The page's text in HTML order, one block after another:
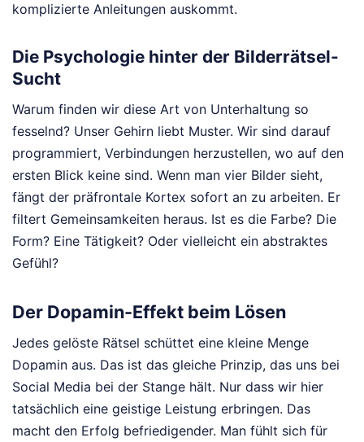
komplizierte Anleitungen auskommt.
Die Psychologie hinter der Bilderrätsel-
Sucht
Warum finden wir diese Art von Unterhaltung so
fesselnd? Unser Gehirn liebt Muster. Wir sind darauf
programmiert, Verbindungen herzustellen, wo auf den
ersten Blick keine sind. Wenn man vier Bilder sieht,
fängt der präfrontale Kortex sofort an zu arbeiten. Er
filtert Gemeinsamkeiten heraus. Ist es die Farbe? Die
Form? Eine Tätigkeit? Oder vielleicht ein abstraktes
Gefühl?
Der Dopamin-Effekt beim Lösen
Jedes gelöste Rätsel schüttet eine kleine Menge
Dopamin aus. Das ist das gleiche Prinzip, das uns bei
Social Media bei der Stange hält. Nur dass wir hier
tatsächlich eine geistige Leistung erbringen. Das
macht den Erfolg befriedigender. Man fühlt sich für